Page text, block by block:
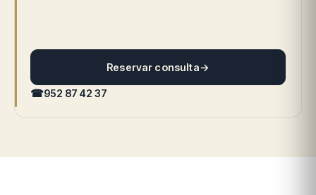
Reservar consulta→
☎952 87 42 37